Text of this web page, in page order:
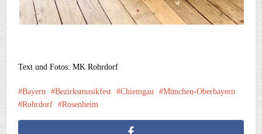
Text und Fotos: MK Rohrdorf
Bayern Bezirksmusikfest Chiemgau
München-Oberbayern
Rohrdorf
Rosenheim